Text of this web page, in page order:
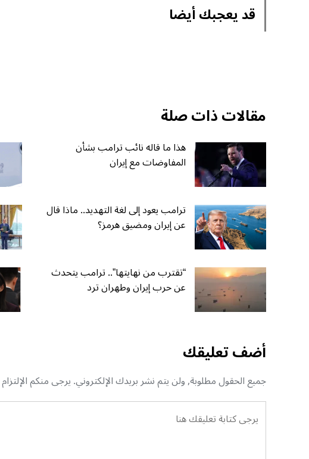
قد يعجبك أيضا
مقالات ذات صلة
هذا ما قاله نائب ترامب بشأن
المفاوضات مع إيران
ترامب يعود إلى لغة التهديد.. ماذا قال
عن إيران ومضيق هرمز؟
“تقترب من نهايتها”.. ترامب يتحدث
عن حرب إيران وطهران ترد
أضف تعليقك
جميع الحقول مطلوبة, ولن يتم نشر بريدك الإلكتروني. يرجى منكم الإلتزام